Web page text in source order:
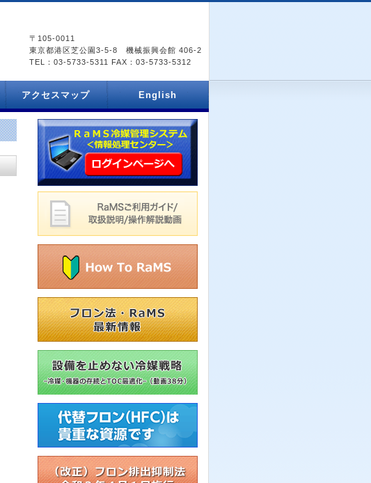
〒105-0011
東京都港区芝公園3-5-8 機械振興会館 406-2
TEL：03-5733-5311 FAX：03-5733-5312
アクセスマップ English